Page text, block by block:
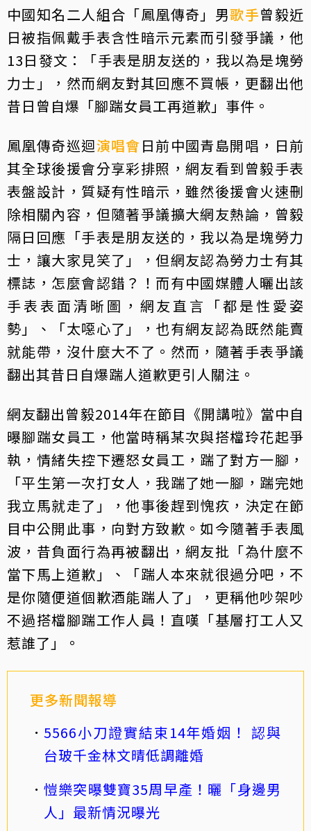
中國知名二人組合「鳳凰傳奇」男歌手曾毅近
日被指佩戴手表含性暗示元素而引發爭議，他
13日發文：「手表是朋友送的，我以為是塊勞
力士」，然而網友對其回應不買帳，更翻出他
昔日曾自爆「腳踹女員工再道歉」事件。
鳳凰傳奇巡迴演唱會日前中國青島開唱，日前
其全球後援會分享彩排照，網友看到曾毅手表
表盤設計，質疑有性暗示，雖然後援會火速刪
除相關內容，但隨著爭議擴大網友熱論，曾毅
隔日回應「手表是朋友送的，我以為是塊勞力
士，讓大家見笑了」，但網友認為勞力士有其
標誌，怎麼會認錯？！而有中國媒體人曬出該
手表表面清晰圖，網友直言「都是性愛姿
勢」、「太噁心了」，也有網友認為既然能賣
就能帶，沒什麼大不了。然而，隨著手表爭議
翻出其昔日自爆踹人道歉更引人關注。
網友翻出曾毅2014年在節目《開講啦》當中自
曝腳踹女員工，他當時稱某次與搭檔玲花起爭
執，情緒失控下遷怒女員工，踹了對方一腳，
「平生第一次打女人，我踹了她一腳，踹完她
我立馬就走了」，他事後趕到愧疚，決定在節
目中公開此事，向對方致歉。如今隨著手表風
波，昔負面行為再被翻出，網友批「為什麼不
當下馬上道歉」、「踹人本來就很過分吧，不
是你隨便道個歉酒能踹人了」，更稱他吵架吵
不過搭檔腳踹工作人員！直嘆「基層打工人又
惹誰了」。
更多新聞報導
5566小刀證實結束14年婚姻！ 認與
台玻千金林文晴低調離婚
愷樂突曝雙寶35周早產！曬「身邊男
人」最新情況曝光